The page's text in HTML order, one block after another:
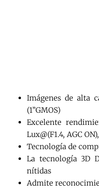
Imágenes de alta
(1”GMOS)
Excelente
Lux@(F1.4, AGC
Tecnología de
La tecnología 3D
nítidas
Admite